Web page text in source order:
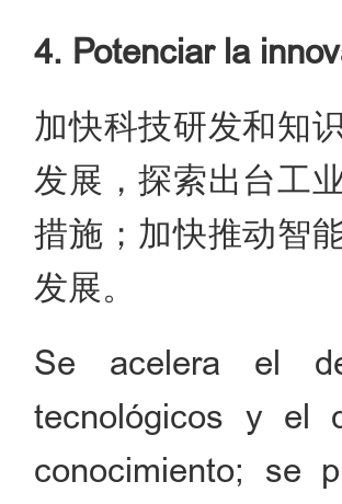
4. Potenciar la
加快科技研发和知
发展，探索出台工
措施；加快推动智
发展。
Se acelera el
tecnológicos y el
conocimiento; se